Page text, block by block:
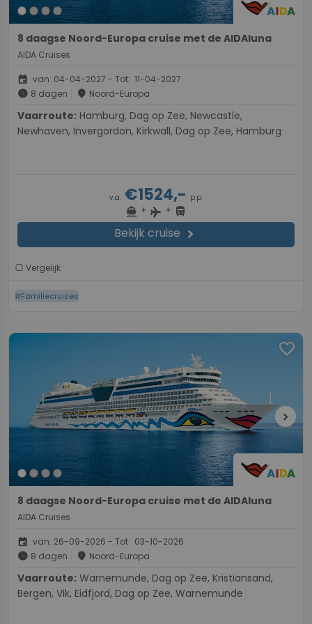
8 daagse Noord-Europa cruise met de AIDAluna
AIDA Cruises
event van: 04-04-2027 - Tot: 11-04-2027
schedule 8 dagen place Noord-Europa
Vaarroute:
Newhaven, Invergordon, Kirkwall, Dag op Zee, Hamburg
v.a. €1524,- p.p.
directions_boat + flight + directions_bus
Bekijk cruise chevron_right
Vergelijk
#Familiecruises
favorite
chevron_right
8 daagse Noord-Europa cruise met de AIDAluna
AIDA Cruises
event van: 26-09-2026 - Tot: 03-10-2026
schedule 8 dagen place Noord-Europa
Vaarroute:
Bergen, Vik, Eidfjord, Dag op Zee, Warnemunde